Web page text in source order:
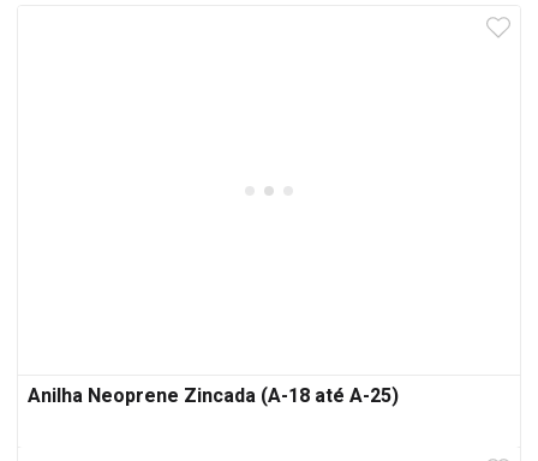
Anilha Neoprene Zincada (A-18 até A-25)